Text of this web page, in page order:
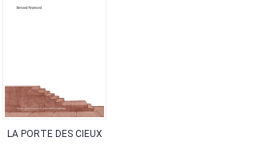
LA PORTE DES CIEUX